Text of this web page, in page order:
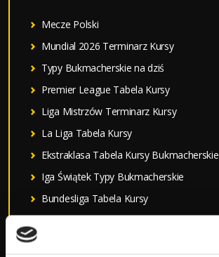
Mecze Polski
Mundial 2026 Terminarz Kursy
Typy Bukmacherskie na dziś
Premier League Tabela Kursy
Liga Mistrzów Terminarz Kursy
La Liga Tabela Kursy
Ekstraklasa Tabela Kursy Bukmacherskie
Iga Świątek Typy Bukmacherskie
Bundesliga Tabela Kursy